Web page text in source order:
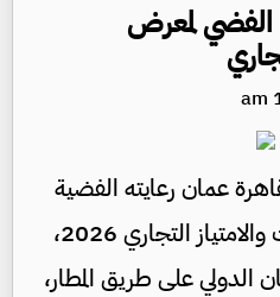
الفضي لمعرض
عمان رعايته الفضية
لفعاليات معرض الوكالات والامتياز التجاري 2026،
على طريق المطار،